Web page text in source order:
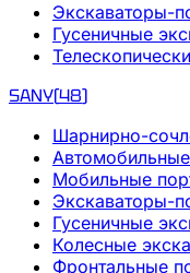
Экскаваторы-
Гусеничные
SANY(48)
Шарнирно-
Мобильные
Экскаваторы-
Гусеничные
Колесные
Фронтальные